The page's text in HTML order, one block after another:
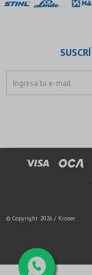
© Copyright 2026 / Kroser